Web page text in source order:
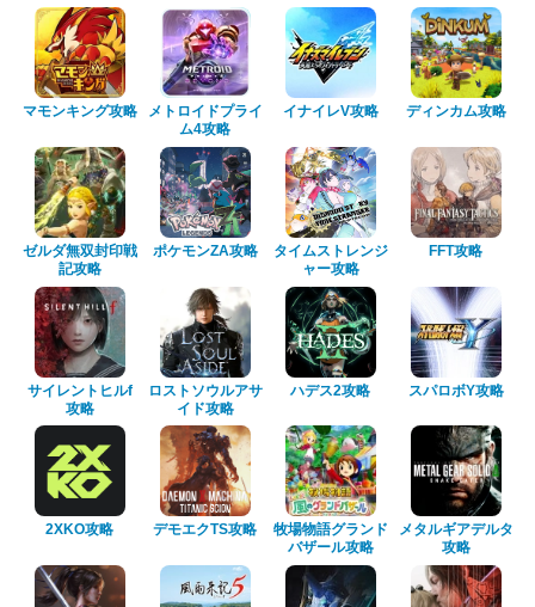
マモンキング攻略
メトロイドプライ
ム4攻略
イナイレV攻略 ディンカム攻略
ゼルダ無双封印戦
記攻略
ポケモンZA攻略
タイムストレンジ
ャー攻略
FFT攻略
サイレントヒルf
攻略
ロストソウルアサ
イド攻略
ハデス2攻略 スパロボY攻略
2XKO攻略 デモエクTS攻略
牧場物語グランド
バザール攻略
メタルギアデルタ
攻略